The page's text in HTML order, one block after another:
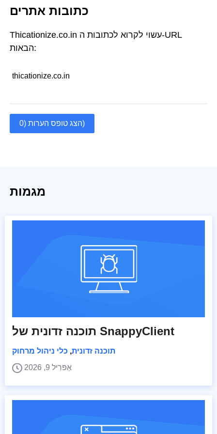
כתובות אתרים
Thicationize.co.in עשוי לקרוא לכתובות ה-URL
הבאות:
thicationize.co.in
הצג טופס הערות (0)
מגמות
תוכנה זדונית של SnappyClient
תוכנה זדונית, כלי ניהול מרחוק
אַפּרִיל 9, 2026